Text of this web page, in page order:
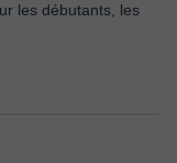
les débutants, les